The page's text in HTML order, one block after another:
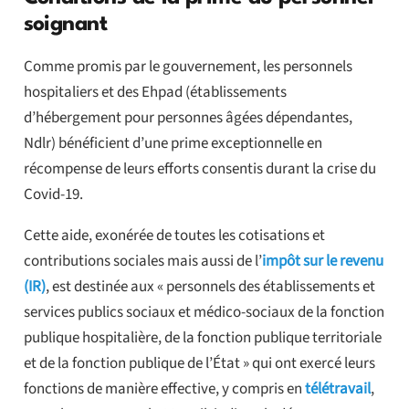
soignant
Comme promis par le gouvernement, les personnels
hospitaliers et des Ehpad (établissements
d’hébergement pour personnes âgées dépendantes,
Ndlr) bénéficient d’une prime exceptionnelle en
récompense de leurs efforts consentis durant la crise du
Covid-19.
Cette aide, exonérée de toutes les cotisations et
contributions sociales mais aussi de l’impôt sur le revenu
(IR), est destinée aux « personnels des établissements et
services publics sociaux et médico-sociaux de la fonction
publique hospitalière, de la fonction publique territoriale
et de la fonction publique de l’État » qui ont exercé leurs
fonctions de manière effective, y compris entélétravail,